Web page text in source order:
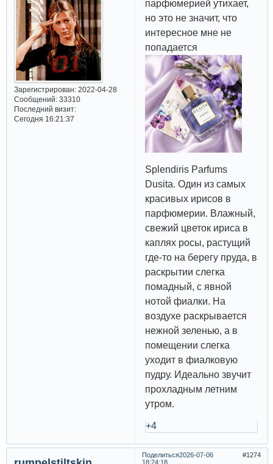
Зарегистрирован: 2022-04-28
Сообщений:33310
Последний визит:
Сегодня 16:21:37
парфюмерией утихает,
но это не значит, что
интересное мне не
попадается
Splendiris Parfums
Dusita. Один из самых
красивых ирисов в
парфюмерии. Влажный,
свежий цветок ириса в
каплях росы, растущий
где-то на берегу пруда, в
раскрытии слегка
помадный, с явной
нотой фиалки. На
воздухе раскрывается
нежной зеленью, а в
помещении слегка
уходит в фиалковую
пудру. Идеально звучит
прохладным летним
утром.
+4
Поделиться 1274
2026-07-06
18:24:18